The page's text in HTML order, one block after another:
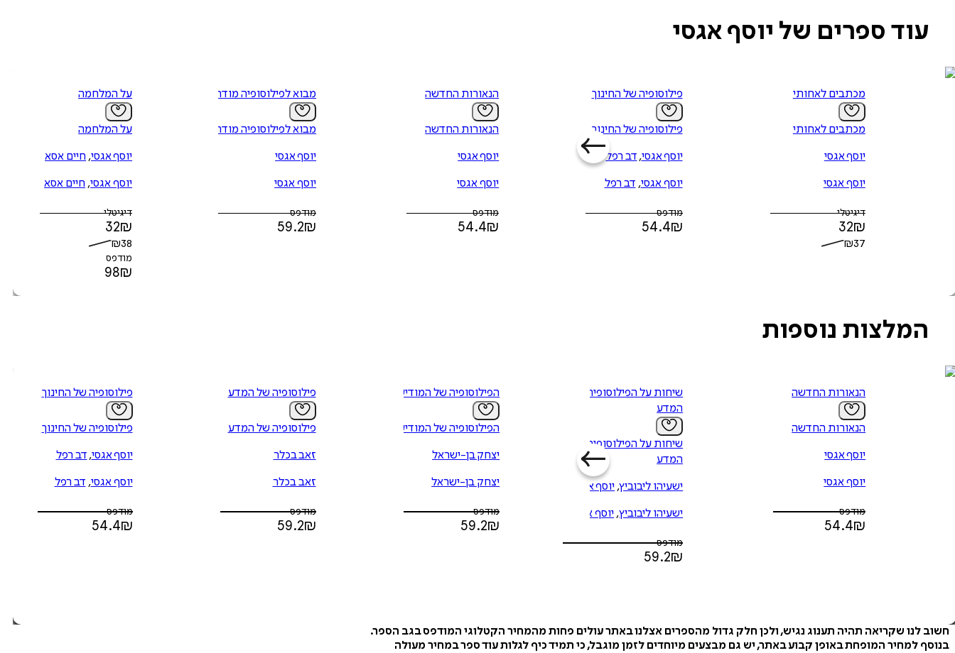
עוד ספרים של יוסף אגסי
מכתבים לאחותי
מכתבים לאחותי
יוסף אגסי
יוסף אגסי
דיגיטלי
32₪
₪37
פילוסופיה של החינוך
פילוסופיה של החינוך
יוסף אגסי, דב רפל
יוסף אגסי, דב רפל
מודפס
54.4₪
הנאורות החדשה
הנאורות החדשה
יוסף אגסי
יוסף אגסי
מודפס
54.4₪
מבוא לפילוסופיה מודרנית
מבוא לפילוסופיה מודרנית
יוסף אגסי
יוסף אגסי
מודפס
59.2₪
על המלחמה
על המלחמה
יוסף אגסי, חיים אסא
יוסף אגסי, חיים אסא
דיגיטלי
32₪
₪38
מודפס
98₪
המלצות נוספות
הנאורות החדשה
הנאורות החדשה
יוסף אגסי
יוסף אגסי
מודפס
54.4₪
שיחות על הפילוסופיה של
המדע
שיחות על הפילוסופיה של
המדע
ישעיהו ליבוביץ, יוסף אגסי
ישעיהו ליבוביץ, יוסף אגסי
מודפס
59.2₪
הפילוסופיה של המודיעין
הפילוסופיה של המודיעין
יצחק בן-ישראל
יצחק בן-ישראל
מודפס
59.2₪
פילוסופיה של המדע
פילוסופיה של המדע
זאב בכלר
זאב בכלר
מודפס
59.2₪
פילוסופיה של החינוך
פילוסופיה של החינוך
יוסף אגסי, דב רפל
יוסף אגסי, דב רפל
מודפס
54.4₪
חשוב לנו שקריאה תהיה תענוג נגיש, ולכן חלק גדול מהספרים אצלנו באתר עולים פחות מהמחיר הקטלוגי המודפס בגב הספר.
בנוסף למחיר המופחת באופן קבוע באתר, יש גם מבצעים מיוחדים לזמן מוגבל, כי תמיד כיף לגלות עוד ספר במחיר מעולה